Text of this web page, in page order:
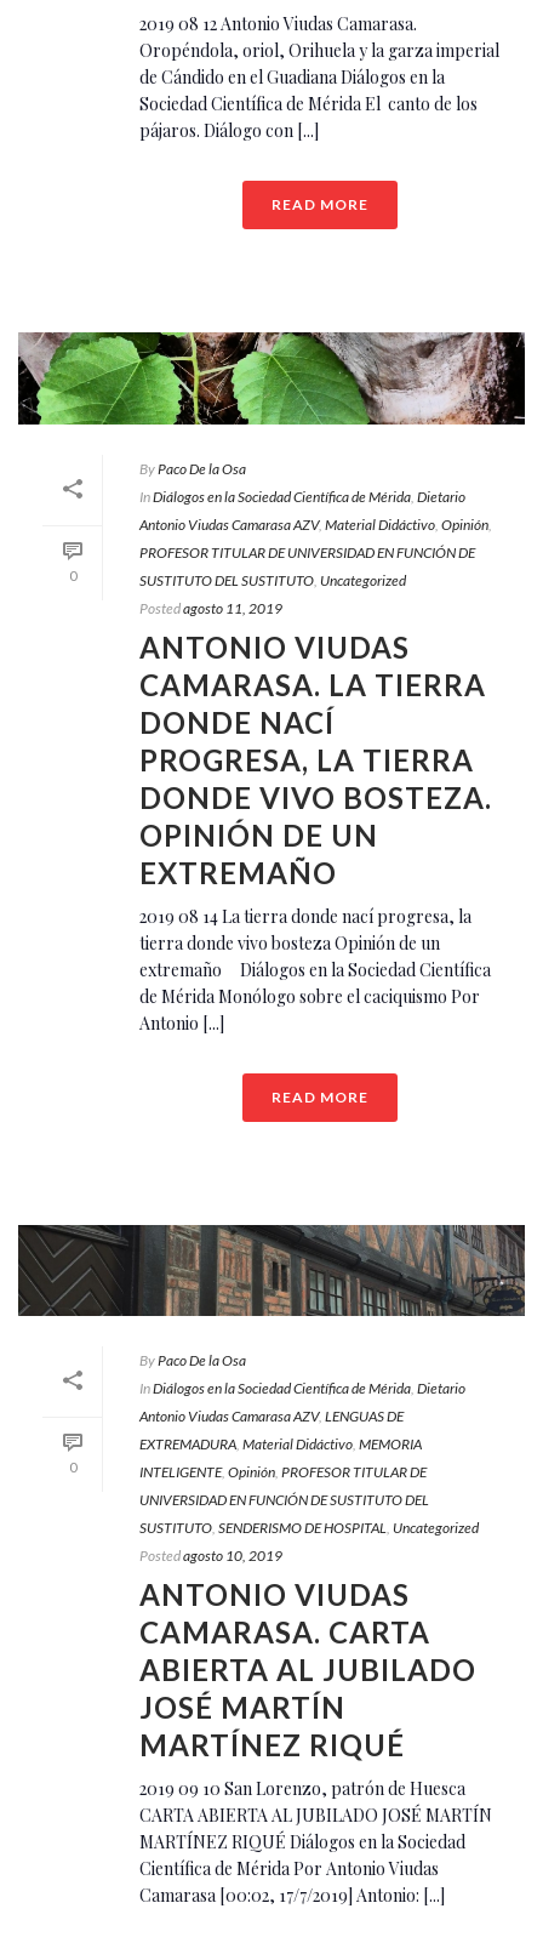
2019 08 12 Antonio Viudas Camarasa.
Oropéndola, oriol, Orihuela y la garza imperial
de Cándido en el Guadiana Diálogos en la
Sociedad Científica de Mérida El canto de los
pájaros. Diálogo con [...]
READ MORE
0
ByPaco De la Osa
InDiálogos en la Sociedad Científica de Mérida Dietario
Antonio Viudas Camarasa AZV, Material Didáctivo Opinión
PROFESOR TITULAR DE UNIVERSIDAD EN FUNCIÓN DE
SUSTITUTO DEL SUSTITUTO Uncategorized
Postedagosto 11, 2019
ANTONIO VIUDAS
CAMARASA. LA TIERRA
DONDE NACÍ
PROGRESA, LA TIERRA
DONDE VIVO BOSTEZA.
OPINIÓN DE UN
EXTREMAÑO
2019 08 14 La tierra donde nací progresa, la
tierra donde vivo bosteza Opinión de un
extremaño Diálogos en la Sociedad Científica
de Mérida Monólogo sobre el caciquismo Por
Antonio [...]
READ MORE
0
ByPaco De la Osa
InDiálogos en la Sociedad Científica de Mérida, Dietario
Antonio Viudas Camarasa AZV, LENGUAS DE
EXTREMADURA, Material Didáctivo, MEMORIA
INTELIGENTE, Opinión, PROFESOR TITULAR DE
UNIVERSIDAD EN FUNCIÓN DE SUSTITUTO DEL
SUSTITUTO, SENDERISMO DE HOSPITAL, Uncategorized
Postedagosto 10, 2019
ANTONIO VIUDAS
CAMARASA. CARTA
ABIERTA AL JUBILADO
JOSÉ MARTÍN
MARTÍNEZ RIQUÉ
2019 09 10 San Lorenzo, patrón de Huesca
CARTA ABIERTA AL JUBILADO JOSÉ MARTÍN
MARTÍNEZ RIQUÉ Diálogos en la Sociedad
Científica de Mérida Por Antonio Viudas
Camarasa [00:02, 17/7/2019] Antonio: [...]